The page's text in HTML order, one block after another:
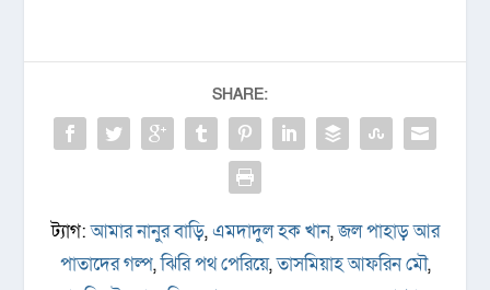
SHARE:
ট্যাগ:আমার নানুর বাড়ি,এমদাদুল হক খান,জল পাহাড় আর
পাতাদের গল্প,ঝিরি পথ পেরিয়ে,তাসমিয়াহ আফরিন মৌ,